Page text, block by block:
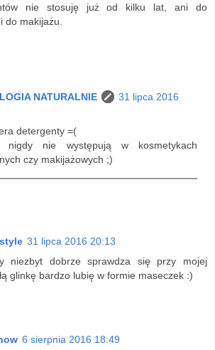
nie stosuję już od kilku lat, ani do
do makijażu.
NATURALNIE
31 lipca 2016
detergenty =(
nigdy nie występują w kosmetykach
czy makijażowych ;)
31 lipca 2016 20:13
niezbyt dobrze sprawdza się przy mojej
glinkę bardzo lubię w formie maseczek :)
6 sierpnia 2016 18:49